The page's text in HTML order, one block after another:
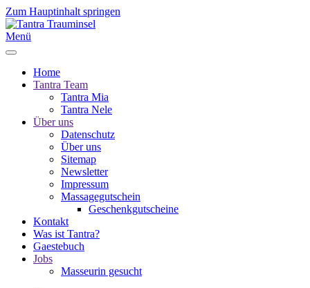
Zum Hauptinhalt springen
Menü
Home
Tantra Team
Tantra Mia
Tantra Nele
Über uns
Datenschutz
Über uns
Sitemap
Newsletter
Impressum
Massagegutschein
Geschenkgutscheine
Kontakt
Was ist Tantra?
Gaestebuch
Jobs
Masseurin gesucht